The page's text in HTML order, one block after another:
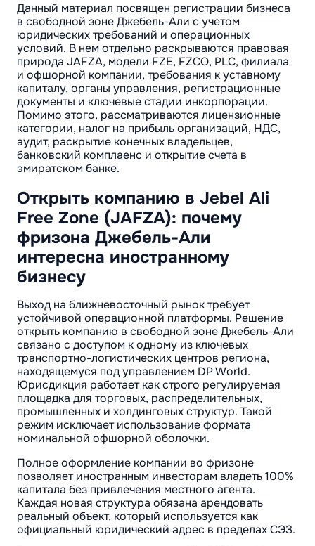
Данный материал посвящен регистрации бизнеса
в свободной зоне Джебель-Али с учетом
юридических требований и операционных
условий. В нем отдельно раскрываются правовая
природа JAFZA, модели FZE, FZCO, PLC, филиала
и офшорной компании, требования к уставному
капиталу, органы управления, регистрационные
документы и ключевые стадии инкорпорации.
Помимо этого, рассматриваются лицензионные
категории, налог на прибыль организаций, НДС,
аудит, раскрытие конечных владельцев,
банковский комплаенс и открытие счета в
эмиратском банке.
Открыть компанию в Jebel Ali
Free Zone (JAFZA): почему
фризона Джебель-Али
интересна иностранному
бизнесу
Выход на ближневосточный рынок требует
устойчивой операционной платформы. Решение
открыть компанию в свободной зоне Джебель-Али
связано с доступом к одному из ключевых
транспортно-логистических центров региона,
находящемуся под управлением DP World.
Юрисдикция работает как строго регулируемая
площадка для торговых, распределительных,
промышленных и холдинговых структур. Такой
режим исключает использование формата
номинальной офшорной оболочки.
Полное оформление компании во фризоне
позволяет иностранным инвесторам владеть 100%
капитала без привлечения местного агента.
Каждая новая структура обязана арендовать
реальный объект, который используется как
официальный юридический адрес в пределах СЭЗ.